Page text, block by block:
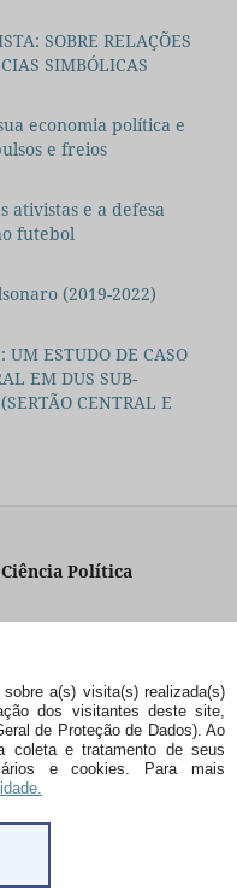
a(s) visita(s) realizada(s)
dos visitantes deste site,
de Proteção de Dados). Ao
coleta e tratamento de seus
e cookies. Para mais
SOBRE RELAÇÕES
SIMBÓLICAS
economia política e
e freios
ativistas e a defesa
futebol
(2019-2022)
UM ESTUDO DE CASO
EM DUS SUB-
CENTRAL E
Política
Prefixo:
pela Ufscar)
em Ciência